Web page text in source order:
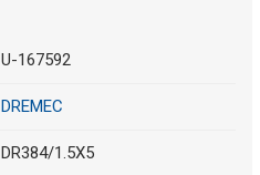
U-167592
DREMEC
DR384/1.5X5